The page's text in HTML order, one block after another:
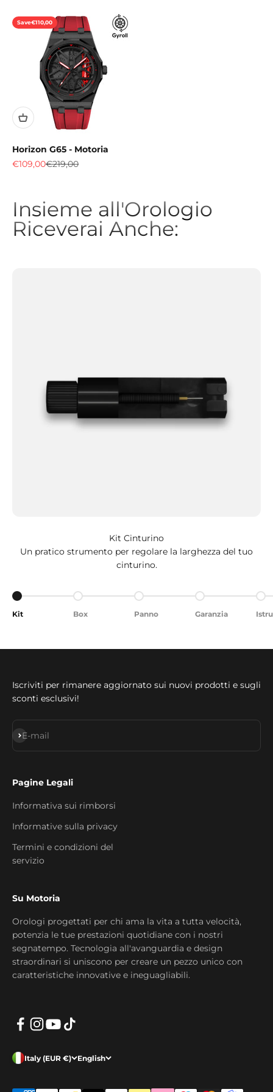
Save€110,00
Horizon G65 - Motoria
Sale price
€109,00Regular price
€219,00
Insieme all'Orologio
Riceverai Anche:
Kit Cinturino
Un pratico strumento per regolare la larghezza del tuo
cinturino.
Go to item 1
Kit
Go to item 2
Box
Go to item 3
Panno
Go to item 4
Garanzia
Go
Iscriviti per rimanere aggiornato sui nuovi prodotti e sugli
sconti esclusivi!
E-mail
Subscribe
Pagine Legali
Informativa sui rimborsi
Informative sulla privacy
Termini e condizioni del
servizio
Su Motoria
Orologi progettati per chi ama la vita a tutta velocità,
potenzia le tue prestazioni quotidiane con i nostri
segnatempo. Tecnologia all'avanguardia e design
straordinari si uniscono per creare un pezzo unico con
caratteristiche innovative e ineguagliabili.
Italy (EUR €) English